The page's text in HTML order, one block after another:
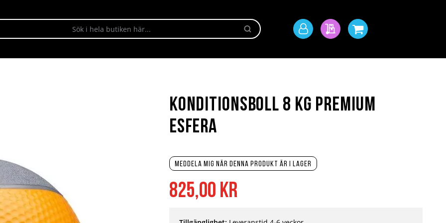
Sök
Mitt
Min offertMin kundvagn
825,00 kr
Meddela mig när denna produkt är i lager
Konditionsboll 8 kg Premium
Esfera